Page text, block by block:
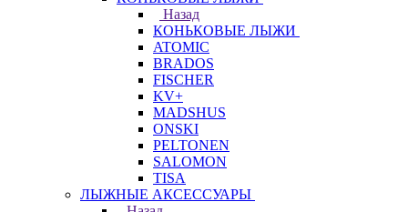
Назад
КОНЬКОВЫЕ ЛЫЖИ
ATOMIC
BRADOS
FISCHER
KV+
MADSHUS
ONSKI
PELTONEN
SALOMON
TISA
ЛЫЖНЫЕ АКСЕССУАРЫ